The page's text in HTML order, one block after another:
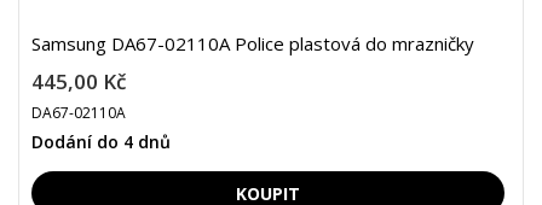
Samsung DA67-02110A Police plastová do mrazničky
445,00 Kč
DA67-02110A
Dodání do 4 dnů